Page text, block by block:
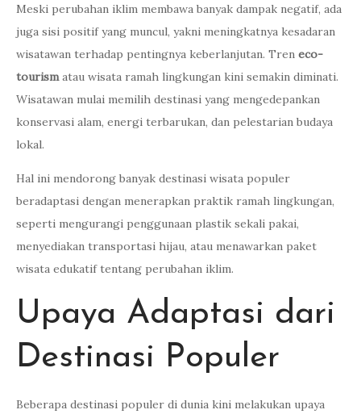
Meski perubahan iklim membawa banyak dampak negatif, ada
juga sisi positif yang muncul, yakni meningkatnya kesadaran
wisatawan terhadap pentingnya keberlanjutan. Tren eco-
tourismatau wisata ramah lingkungan kini semakin diminati.
Wisatawan mulai memilih destinasi yang mengedepankan
konservasi alam, energi terbarukan, dan pelestarian budaya
lokal.
Hal ini mendorong banyak destinasi wisata populer
beradaptasi dengan menerapkan praktik ramah lingkungan,
seperti mengurangi penggunaan plastik sekali pakai,
menyediakan transportasi hijau, atau menawarkan paket
wisata edukatif tentang perubahan iklim.
Upaya Adaptasi dari
Destinasi Populer
Beberapa destinasi populer di dunia kini melakukan upaya